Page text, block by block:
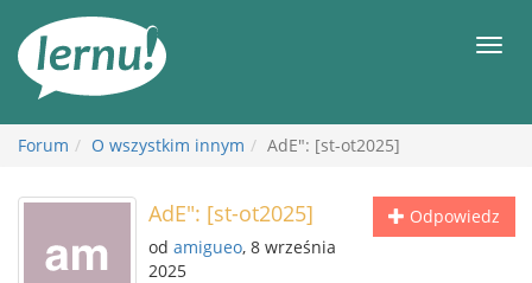
Forum O wszystkim innym AdE": [st-ot2025]
Odpowiedz
AdE": [st-ot2025]
od amigueo, 8 września
2025